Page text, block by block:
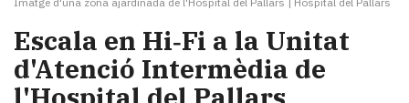
Entrevistes
Enquestes
A
Escala en Hi‑Fi a la Unitat
d'Atenció Intermèdia de